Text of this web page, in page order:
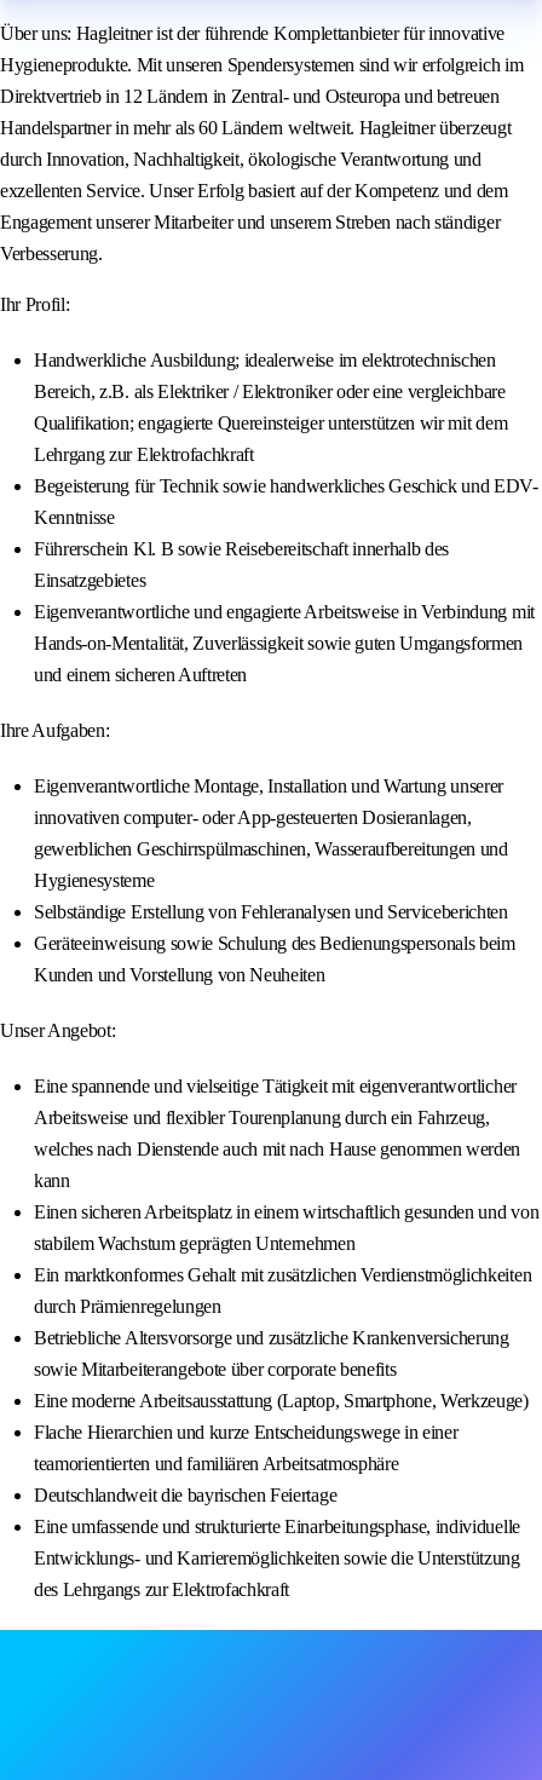
Über uns: Hagleitner ist der führende Komplettanbieter für innovative
Hygieneprodukte. Mit unseren Spendersystemen sind wir erfolgreich im
Direktvertrieb in 12 Ländern in Zentral- und Osteuropa und betreuen
Handelspartner in mehr als 60 Ländern weltweit. Hagleitner überzeugt
durch Innovation, Nachhaltigkeit, ökologische Verantwortung und
exzellenten Service. Unser Erfolg basiert auf der Kompetenz und dem
Engagement unserer Mitarbeiter und unserem Streben nach ständiger
Verbesserung.
Ihr Profil:
Handwerkliche Ausbildung; idealerweise im elektrotechnischen
Bereich, z.B. als Elektriker / Elektroniker oder eine vergleichbare
Qualifikation; engagierte Quereinsteiger unterstützen wir mit dem
Lehrgang zur Elektrofachkraft
Begeisterung für Technik sowie handwerkliches Geschick und EDV-
Kenntnisse
Führerschein Kl. B sowie Reisebereitschaft innerhalb des
Einsatzgebietes
Eigenverantwortliche und engagierte Arbeitsweise in Verbindung mit
Hands-on-Mentalität, Zuverlässigkeit sowie guten Umgangsformen
und einem sicheren Auftreten
Ihre Aufgaben:
Eigenverantwortliche Montage, Installation und Wartung unserer
innovativen computer- oder App-gesteuerten Dosieranlagen,
gewerblichen Geschirrspülmaschinen, Wasseraufbereitungen und
Hygienesysteme
Selbständige Erstellung von Fehleranalysen und Serviceberichten
Geräteeinweisung sowie Schulung des Bedienungspersonals beim
Kunden und Vorstellung von Neuheiten
Unser Angebot:
Eine spannende und vielseitige Tätigkeit mit eigenverantwortlicher
Arbeitsweise und flexibler Tourenplanung durch ein Fahrzeug,
welches nach Dienstende auch mit nach Hause genommen werden
kann
Einen sicheren Arbeitsplatz in einem wirtschaftlich gesunden und von
stabilem Wachstum geprägten Unternehmen
Ein marktkonformes Gehalt mit zusätzlichen Verdienstmöglichkeiten
durch Prämienregelungen
Betriebliche Altersvorsorge und zusätzliche Krankenversicherung
sowie Mitarbeiterangebote über corporate benefits
Eine moderne Arbeitsausstattung (Laptop, Smartphone, Werkzeuge)
Flache Hierarchien und kurze Entscheidungswege in einer
teamorientierten und familiären Arbeitsatmosphäre
Deutschlandweit die bayrischen Feiertage
Eine umfassende und strukturierte Einarbeitungsphase, individuelle
Entwicklungs- und Karrieremöglichkeiten sowie die Unterstützung
des Lehrgangs zur Elektrofachkraft